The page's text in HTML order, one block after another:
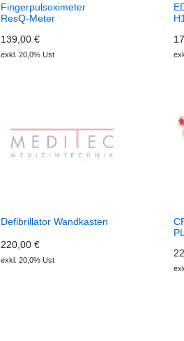
Fingerpulsoximeter
ResQ-Meter
139,00 €
exkl. 20,0% Ust
Defibrillator Wandkasten
220,00 €
exkl. 20,0% Ust